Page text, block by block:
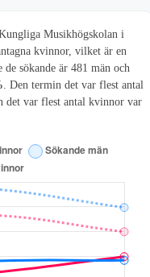
Musikhögskolan i
kvinnor, vilket är en
de sökande är 481 män och
. Den termin det var flest antal
det var flest antal kvinnor var